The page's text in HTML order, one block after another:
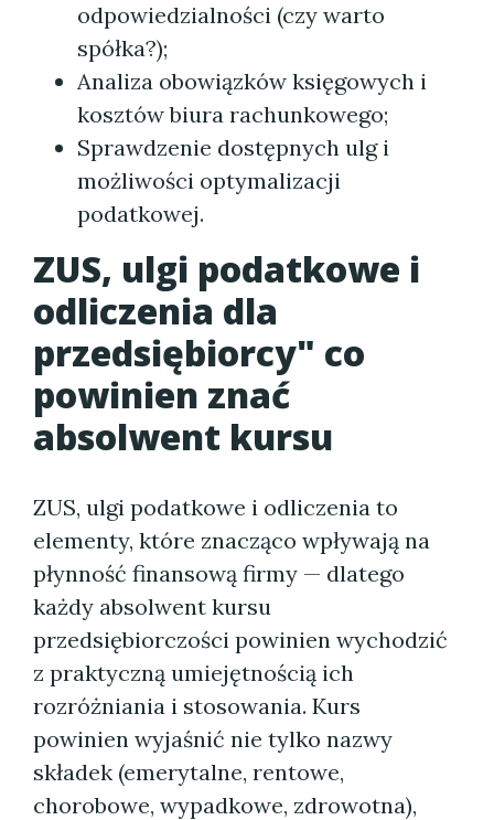
odpowiedzialności (czy warto
spółka?);
Analiza obowiązków księgowych i
kosztów biura rachunkowego;
Sprawdzenie dostępnych ulg i
możliwości optymalizacji
podatkowej.
ZUS, ulgi podatkowe i
odliczenia dla
przedsiębiorcy" co
powinien znać
absolwent kursu
ZUS, ulgi podatkowe i odliczenia to
elementy, które znacząco wpływają na
płynność finansową firmy — dlatego
każdy absolwent kursu
przedsiębiorczości powinien wychodzić
z praktyczną umiejętnością ich
rozróżniania i stosowania. Kurs
powinien wyjaśnić nie tylko nazwy
składek (emerytalne, rentowe,
chorobowe, wypadkowe, zdrowotna),